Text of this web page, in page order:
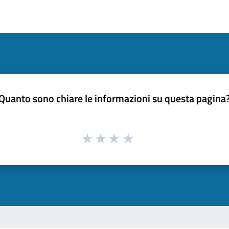
sono chiare le informazioni su questa